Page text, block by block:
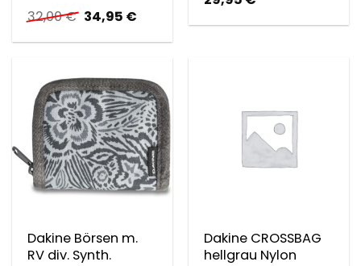
32,00€ Ursprünglicher
Preis
war:
34,95 €
ist:
Dakine Börsen m.
RV div. Synth.
Dakine CROSSBAG
hellgrau Nylon